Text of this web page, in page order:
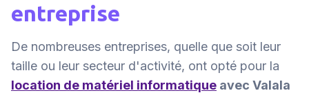
entreprise
De nombreuses entreprises, quelle que soit leur
taille ou leur secteur d'activité, ont opté pour la
location de matériel informatique avec Valala